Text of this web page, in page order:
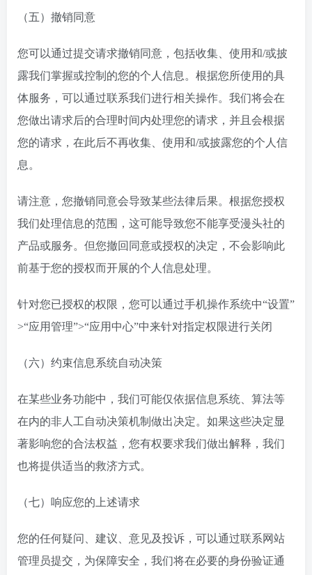
（五）撤销同意
您可以通过提交请求撤销同意，包括收集、使用和/或披
露我们掌握或控制的您的个人信息。根据您所使用的具
体服务，可以通过联系我们进行相关操作。我们将会在
您做出请求后的合理时间内处理您的请求，并且会根据
您的请求，在此后不再收集、使用和/或披露您的个人信
息。
请注意，您撤销同意会导致某些法律后果。根据您授权
我们处理信息的范围，这可能导致您不能享受漫头社的
产品或服务。但您撤回同意或授权的决定，不会影响此
前基于您的授权而开展的个人信息处理。
针对您已授权的权限，您可以通过手机操作系统中“设置”
>“应用管理”>“应用中心”中来针对指定权限进行关闭
（六）约束信息系统自动决策
在某些业务功能中，我们可能仅依据信息系统、算法等
在内的非人工自动决策机制做出决定。如果这些决定显
著影响您的合法权益，您有权要求我们做出解释，我们
也将提供适当的救济方式。
（七）响应您的上述请求
您的任何疑问、建议、意见及投诉，可以通过联系网站
管理员提交，为保障安全，我们将在必要的身份验证通